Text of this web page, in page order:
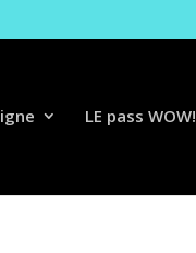
LE pass WOW!